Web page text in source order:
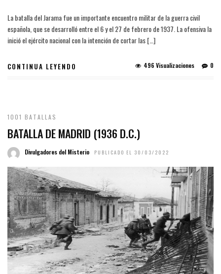
La batalla del Jarama fue un importante encuentro militar de la guerra civil
española, que se desarrolló entre el 6 y el 27 de febrero de 1937. La ofensiva la
inició el ejército nacional con la intención de cortar las […]
CONTINUA LEYENDO 0
496 Visualizaciones
1001 BATALLAS
BATALLA DE MADRID (1936 D.C.)
Divulgadores del Misterio PUBLICADO EL 30/03/2022